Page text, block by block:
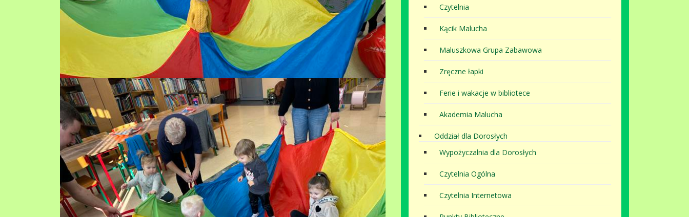
Czytelnia
Kącik Malucha
Maluszkowa Grupa Zabawowa
Zręczne łapki
Ferie i wakacje w bibliotece
Akademia Malucha
Oddział dla Dorosłych
Wypożyczalnia dla Dorosłych
Czytelnia Ogólna
Czytelnia Internetowa